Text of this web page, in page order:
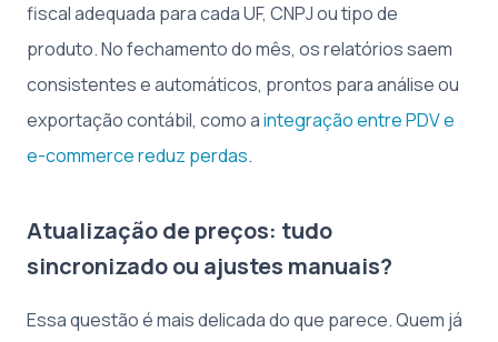
fiscal adequada para cada UF, CNPJ ou tipo de
produto. No fechamento do mês, os relatórios saem
consistentes e automáticos, prontos para análise ou
exportação contábil, como aintegração entre PDV e
e-commerce reduz perdas.
Atualização de preços: tudo
sincronizado ou ajustes manuais?
Essa questão é mais delicada do que parece. Quem já